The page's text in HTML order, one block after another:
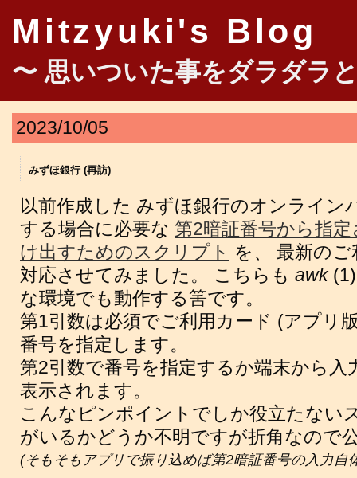
Mitzyuki's Blog
〜 思いついた事をダラダラ
2023/10/05
みずほ銀行 (再訪)
以前作成した みずほ銀行のオンライン
する場合に必要な 第2暗証番号から指
け出すためのスクリプト を、 最新の
対応させてみました。 こちらも awk(1)
な環境でも動作する筈です。
第1引数は必須でご利用カード (アプリ
番号を指定します。
第2引数で番号を指定するか端末から入
表示されます。
こんなピンポイントでしか役立たない
がいるかどうか不明ですが折角なので
(そもそもアプリで振り込めば第2暗証番号の入力自